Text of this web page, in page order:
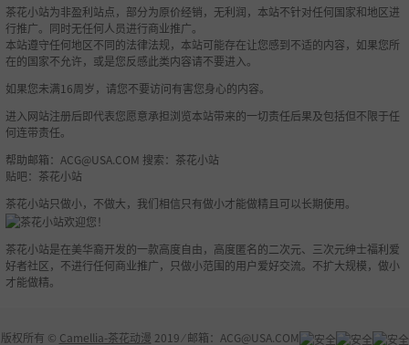
茶花小站为非盈利站点，部分为原价经销，无利润，本站不针对任何国家和地区进
行推广。同时无任何人员进行商业推广。
本站遵守任何地区不同的法律法规，本站可能存在让您感到不适的内容，如果您所
在的国家不允许，或是您反感此类内容请不要进入。
如果您未满16周岁，请您不要访问有害您身心的内容。
进入网站注册后即代表您愿意承担浏览本站带来的一切责任后果及包括但不限于任
何连带责任。
帮助邮箱： ACG@USA.COM 搜索：茶花小站
贴吧：茶花小站
茶花小站只做小，不做大，我们相信只有做小才能做精且可以长期使用。
茶花小站是在美华裔开发的一款高度自由，高度匿名的二次元、三次元绅士福利爱
好者社区，不进行任何商业推广，只做小范围的用户爱好交流。不扩大规模，做小
才能做精。
版权所有 © Camellia-茶花动漫 2019 ⁄ 邮箱： ACG@USA.COM